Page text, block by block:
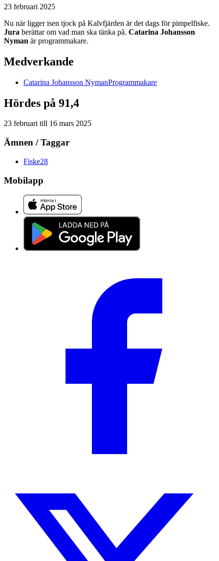
23 februari 2025
Nu när ligger isen tjock på Kalvfjärden är det dags för pimpelfiske.
Jura berättar om vad man ska tänka på. Catarina Johansson
Nyman är programmakare.
Medverkande
Catarina Johansson NymanProgrammakare
Hördes på 91,4
23 februari till 16 mars 2025
Ämnen / Taggar
Fiske28
Mobilapp